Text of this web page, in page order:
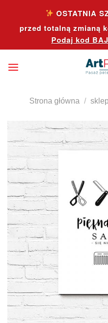
content
OSTATNIA
przed totalną zmianą
Podaj kod
Strona główna / sklep